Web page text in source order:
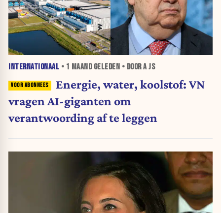
INTERNATIONAAL • 1 MAANDGELEDEN • DOOR A JS
Energie, water, koolstof: VN
vragen AI-giganten om
verantwoording af te leggen